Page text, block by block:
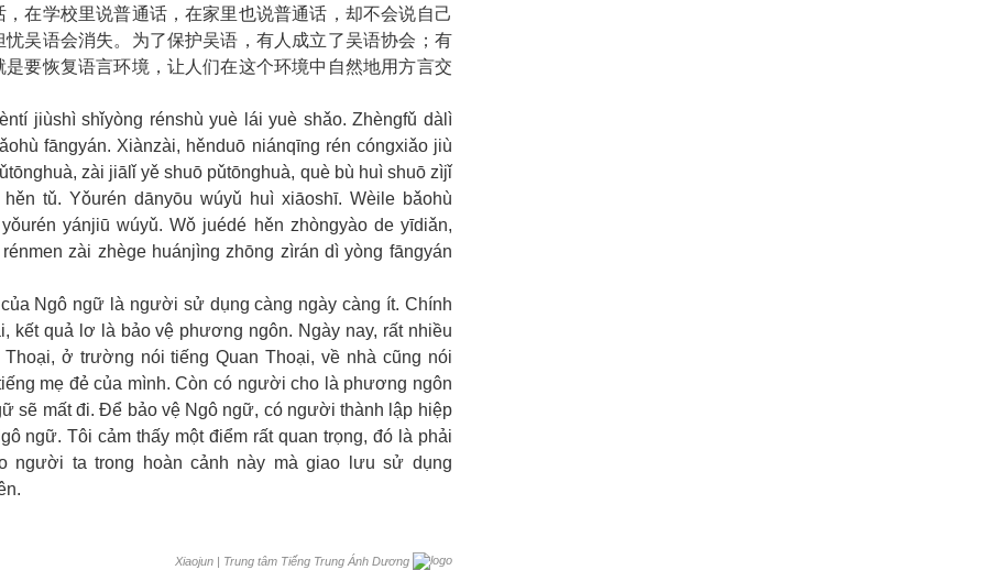
在学校里说普通话，在家里也说普通话，却不会说自己
吴语会消失。为了保护吴语，有人成立了吴语协会；有
要恢复语言环境，让人们在这个环境中自然地用方言交
jiùshì shǐyòng rénshù yuè lái yuè shǎo. Zhèngfǔ dàlì
fāngyán. Xiànzài, hěnduō niánqīng rén cóngxiǎo jiù
zài jiālǐ yě shuō pǔtōnghuà, què bù huì shuō zìjǐ
tǔ. Yǒurén dānyōu wúyǔ huì xiāoshī. Wèile bǎohù
yánjiū wúyǔ. Wǒ juédé hěn zhòngyào de yīdiǎn,
zài zhège huánjìng zhōng zìrán dì yòng fāngyán
Ngô ngữ là người sử dụng càng ngày càng ít. Chính
kết quả lơ là bảo vệ phương ngôn. Ngày nay, rất nhiều
ở trường nói tiếng Quan Thoại, về nhà cũng nói
mẹ đẻ của mình. Còn có người cho là phương ngôn
sẽ mất đi. Để bảo vệ Ngô ngữ, có người thành lập hiệp
ngữ. Tôi cảm thấy một điểm rất quan trọng, đó là phải
người ta trong hoàn cảnh này mà giao lưu sử dụng
Xiaojun | Trung tâm Tiếng Trung Ánh Dương